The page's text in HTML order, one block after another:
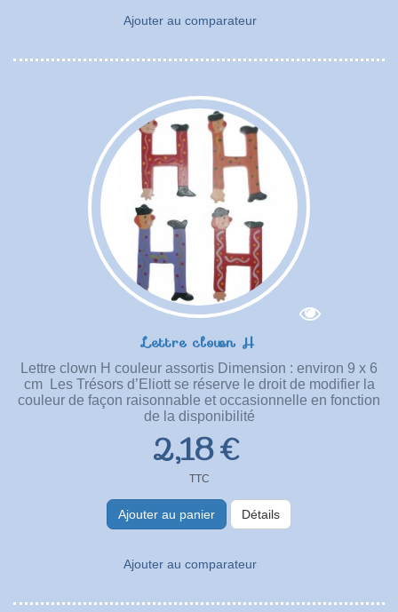
Ajouter au comparateur
Lettre clown H
Lettre clown H couleur assortis Dimension : environ 9 x 6
cm Les Trésors d’Eliott se réserve le droit de modifier la
couleur de façon raisonnable et occasionnelle en fonction
de la disponibilité
2,18 €
TTC
Ajouter au panier Détails
Ajouter au comparateur